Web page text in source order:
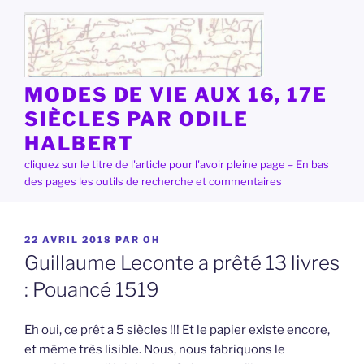
contenu
principal
MODES DE VIE AUX 16, 17E
SIÈCLES PAR ODILE
HALBERT
cliquez sur le titre de l'article pour l'avoir pleine page – En bas
des pages les outils de recherche et commentaires
PUBLIÉ
LE
22 AVRIL 2018 PAR OH
Guillaume Leconte a prêté 13 livres
: Pouancé 1519
Eh oui, ce prêt a 5 siècles !!! Et le papier existe encore,
et même très lisible. Nous, nous fabriquons le